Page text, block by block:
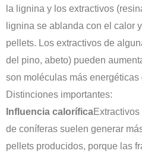
la lignina y los extractivos
lignina se ablanda con el calor
pellets. Los extractivos de
del pino, abeto) pueden
son moléculas más energéticas
Distinciones importantes:
Influencia calorífica
de coníferas suelen generar
pellets producidos, porque las